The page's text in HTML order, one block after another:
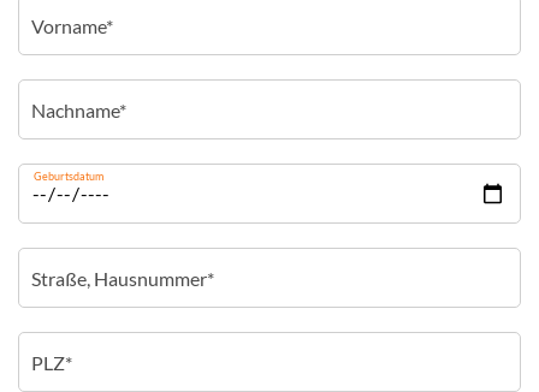
Geburtsdatum